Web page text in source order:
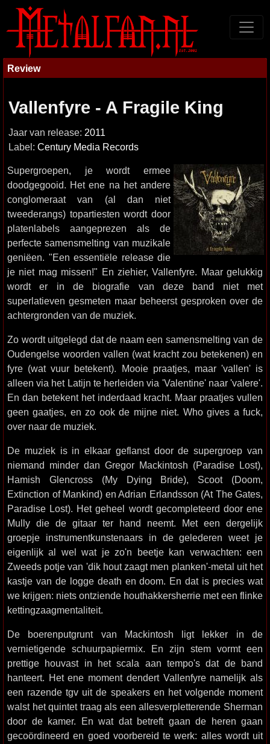
Review
Vallenfyre - A Fragile King
Jaar van release: 2011
Label: Century Media Records
Supergroepen, je wordt ermee
doodgegooid. Het ene na het andere
conglomeraat van (al dan niet
tweederangs) topartiesten wordt door
platenlabels aangeprezen als de
perfecte samensmelting van muzikale
geniëen. "Een essentiële release die
je niet mag missen!" En ziehier, Vallenfyre. Maar gelukkig
wordt er in de biografie van deze band niet met
superlatieven gesmeten maar beheerst gesproken over de
achtergronden van de muziek.
Zo wordt uitgelegd dat de naam een samensmelting van de
Oudengelse woorden vallen (wat kracht zou betekenen) en
fyre (wat vuur betekent). Mooie praatjes, maar 'vallen' is
alleen via het Latijn te herleiden via 'Valentine' naar 'valere'.
En dan betekent het inderdaad kracht. Maar praatjes vullen
geen gaatjes, en zo ook de mijne niet. Who gives a fuck,
over naar de muziek.
De muziek is in elkaar geflanst door de supergroep van
niemand minder dan Gregor Mackintosh (Paradise Lost),
Hamish Glencross (My Dying Bride), Scoot (Doom,
Extinction of Mankind) en Adrian Erlandsson (At The Gates,
Paradise Lost). Het geheel wordt gecompleteerd door ene
Mully die de gitaar ter hand neemt. Met een dergelijk
groepje instrumentkunstenaars in de gelederen weet je
eigenlijk al wel wat je zo'n beetje kan verwachten: een
Zweeds potje van 'dik hout zaagt men planken'-metal uit het
kastje van de logge death en doom. En dat is precies wat
we krijgen: niets ontziende houthakkersherrie met een flinke
kettingzaagmentaliteit.
De boerenputgrunt van Mackintosh ligt lekker in de
vernietigende schuurpapiermix. En zijn stem vormt een
prettige houvast in het scala aan tempo's dat de band
hanteert. Het ene moment dendert Vallenfyre namelijk als
een razende tgv uit de speakers en het volgende moment
walst het quintet traag als een allesverpletterende Sherman
door de kamer. En wat dat betreft gaan de heren gaan
gecoördineerd en goed voorbereid te werk: alles wordt uit